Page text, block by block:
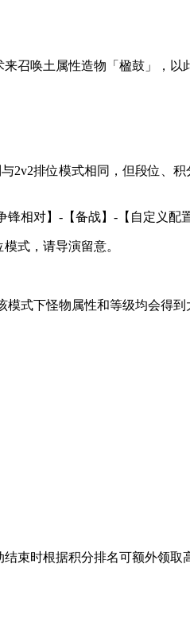
唤土属性造物「楹鼓」，以
排位模式相同，但段位、积
对】-【备战】-【自定义配
式，请导演留意。
下怪物属性和等级均会得到
束时根据积分排名可额外领取